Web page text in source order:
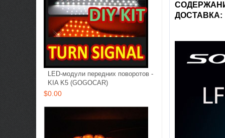
LED-модули передних поворотов -
KIA K5 (GOGOCAR)
$0.00
ДОСТАВКА: